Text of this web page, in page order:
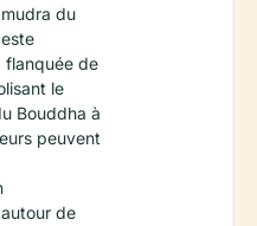
du
flanquée de
le
Bouddha à
peuvent
de